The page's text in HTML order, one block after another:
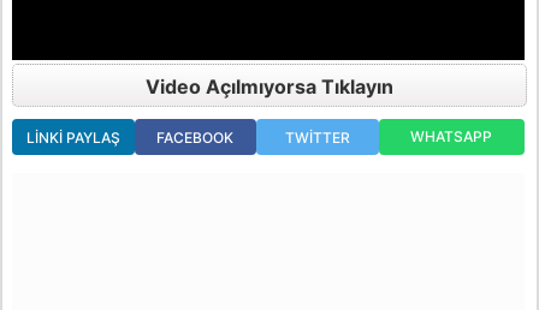
Video Açılmıyorsa Tıklayın
LINKI PAYLAŞ FACEBOOK TWITTER WHATSAPP